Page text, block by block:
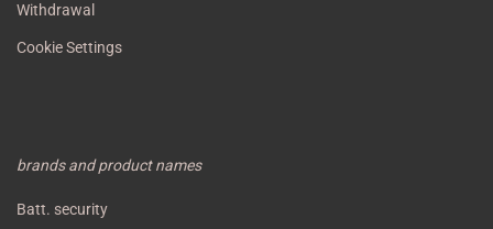
Withdrawal
Cookie Settings
brands and product names
Batt. security